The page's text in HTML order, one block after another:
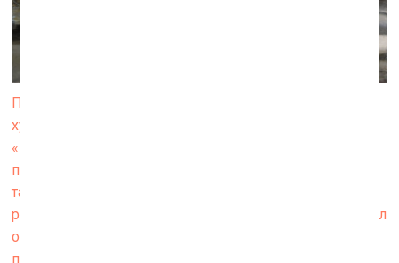
Павел Отдельнов Сегодня рейсов нет. 2015. Сам
художник написал объясняющий текст к работе:
«Новое здание донецкого аэропорта было открыто
перед чемпионатом Евро 2012. А в 2014 и 2015 годах
там шли жестокие бои, и аэропорт превратился в
руины. Сам процесс работы над картиной для меня был
осознанием происходящей катастрофы, к которой
причастна моя страна».